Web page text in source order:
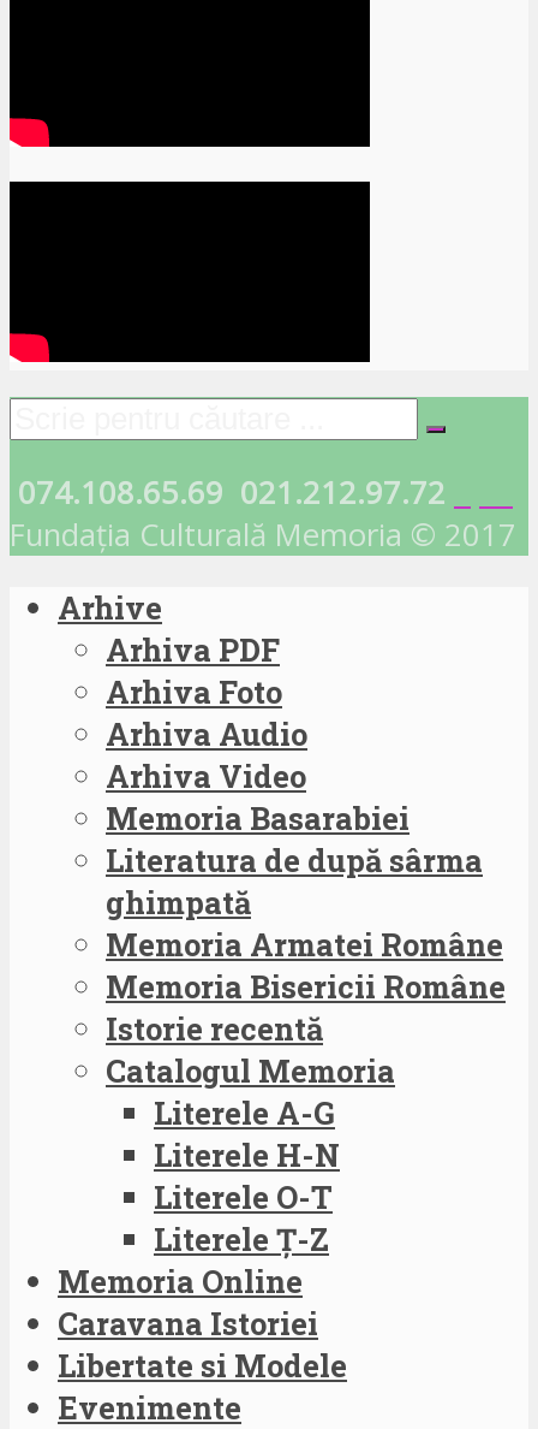
074.108.65.69 021.212.97.72
Fundația Culturală Memoria © 2017
Arhive
Arhiva PDF
Arhiva Foto
Arhiva Audio
Arhiva Video
Memoria Basarabiei
Literatura de după sârma
ghimpată
Memoria Armatei Române
Memoria Bisericii Române
Istorie recentă
Catalogul Memoria
Literele A-G
Literele H-N
Literele O-T
Literele Ț-Z
Memoria Online
Caravana Istoriei
Libertate si Modele
Evenimente